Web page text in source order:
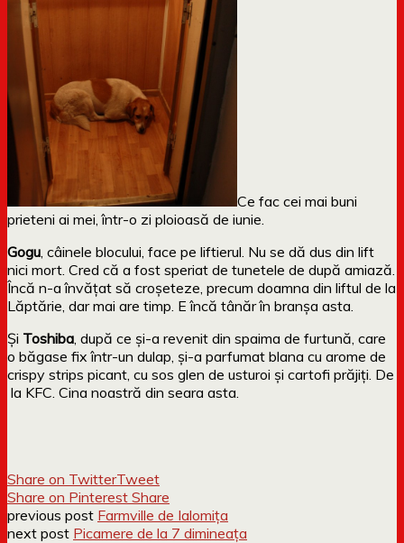
Ce fac cei mai buni
prieteni ai mei, într-o zi ploioasă de iunie.
Gogu , câinele blocului, face pe liftierul. Nu se dă dus din lift
nici mort. Cred că a fost speriat de tunetele de după amiază.
Încă n-a învățat să croșeteze, precum doamna din liftul de la
Lăptărie, dar mai are timp. E încă tânăr în branșa asta.
Și Toshiba , după ce și-a revenit din spaima de furtună, care
o băgase fix într-un dulap, și-a parfumat blana cu arome de
crispy strips picant, cu sos glen de usturoi și cartofi prăjiți. De
la KFC. Cina noastră din seara asta.
Share on TwitterTweet
Share on Pinterest Share
previous post Farmville de Ialomița
next post Picamere de la 7 dimineața